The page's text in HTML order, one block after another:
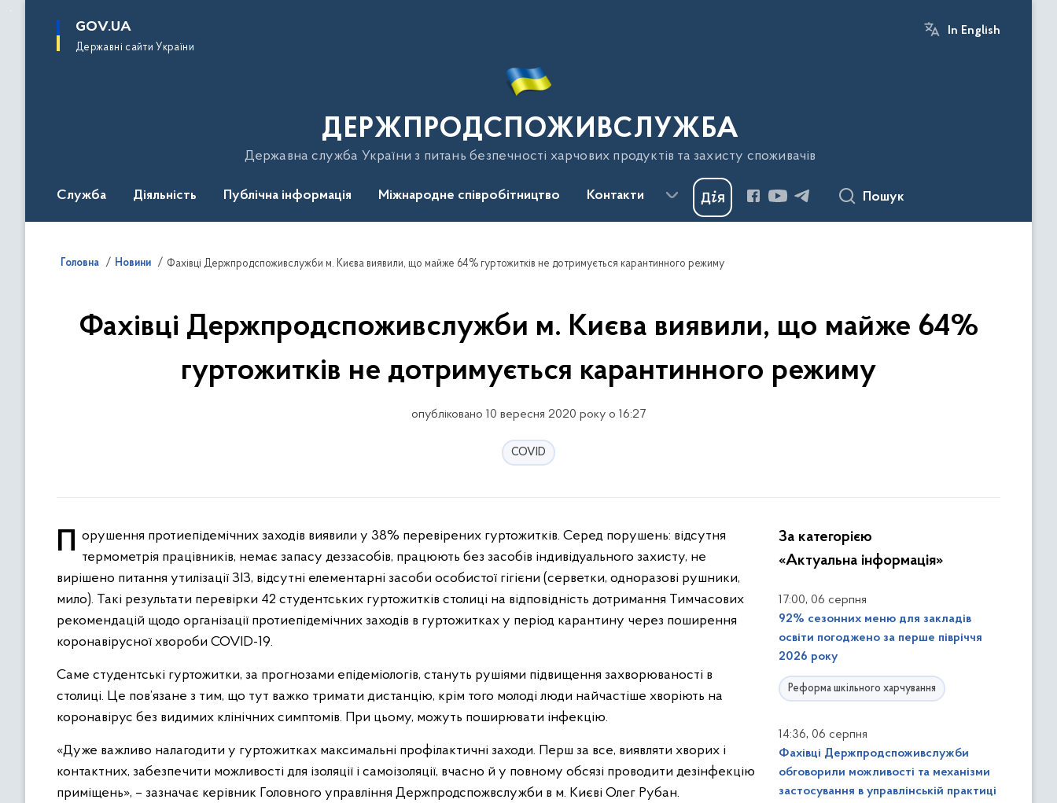
основного
GOV.UA
Державні сайти України
In English
ДЕРЖПРОДСПОЖИВСЛУЖБА
Державна служба України з питань безпечності харчових продуктів та захисту споживачів
Служба Діяльність Публічна інформація Міжнародне співробітництво Контакти Пошук
Головна Новини Фахівці Держпродспоживслужби м. Києва виявили, що майже 64% гуртожитків не дотримується карантинного режиму
Фахівці Держпродспоживслужби м. Києва виявили, що майже 64%
гуртожитків не дотримується карантинного режиму
опубліковано 10 вересня 2020 року о 16:27
COVID
Порушення протиепідемічних заходів виявили у 38% перевірених гуртожитків. Серед порушень: відсутня термометрія працівників, немає запасу деззасобів, працюють без засобів індивідуального захисту, не
вирішено питання утилізації ЗІЗ, відсутні елементарні засоби особистої гігієни (серветки, одноразові рушники,
мило). Такі результати перевірки 42 студентських гуртожитків столиці на відповідність дотримання Тимчасових
рекомендацій щодо організації протиепідемічних заходів в гуртожитках у період карантину через поширення
коронавірусної хвороби COVID-19.
Саме студентські гуртожитки, за прогнозами епідеміологів, стануть рушіями підвищення захворюваності в
столиці. Це пов’язане з тим, що тут важко тримати дистанцію, крім того молоді люди найчастіше хворіють на
коронавірус без видимих клінічних симптомів. При цьому, можуть поширювати інфекцію.
«Дуже важливо налагодити у гуртожитках максимальні профілактичні заходи. Перш за все, виявляти хворих і
контактних, забезпечити можливості для ізоляції і самоізоляції, вчасно й у повному обсязі проводити дезінфекцію
приміщень», – зазначає керівник Головного управління Держпродспожвслужби в м. Києві Олег Рубан.
За категорією
«Актуальна інформація»
17:00, 06 серпня
92% сезонних меню для закладів
освіти погоджено за перше півріччя
2026 року
Реформа шкільного харчування
14:36, 06 серпня
Фахівці Держпродспоживслужби
обговорили можливості та механізми
застосування в управлінській практиці